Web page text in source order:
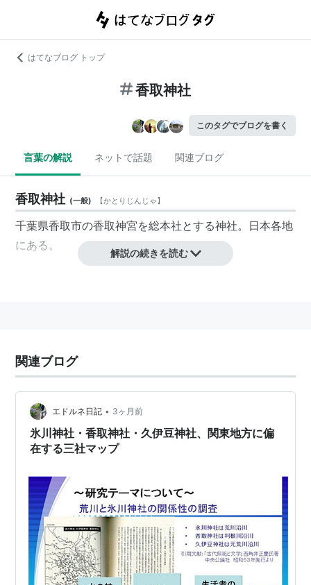
はてなブログ トップ
香取神社
このタグでブログを書く
言葉の解説 ネットで話題 関連ブログ
香取神社 (一般) 【かとりじんじゃ】
千葉県香取市の香取神宮を総本社とする神社。日本各地
にある。
解説の続きを読む
関連ブログ
エドルネ日記 • 3ヶ月前
氷川神社・香取神社・久伊豆神社、関東地方に偏
在する三社マップ